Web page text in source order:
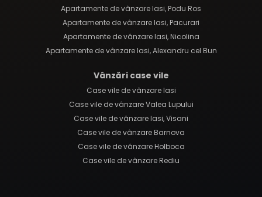
Apartamente de vânzare Iasi, Podu Ros
Apartamente de vânzare Iasi, Pacurari
Apartamente de vânzare Iasi, Nicolina
Apartamente de vânzare Iasi, Alexandru cel Bun
Vânzări case vile
Case vile de vânzare Iasi
Case vile de vânzare Valea Lupului
Case vile de vânzare Iasi, Visani
Case vile de vânzare Barnova
Case vile de vânzare Holboca
Case vile de vânzare Rediu